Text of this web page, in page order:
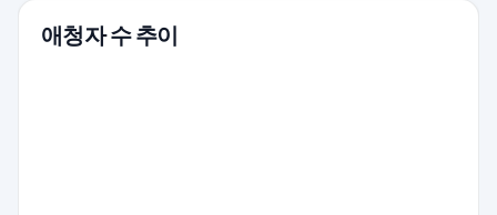
애청자 수 추이